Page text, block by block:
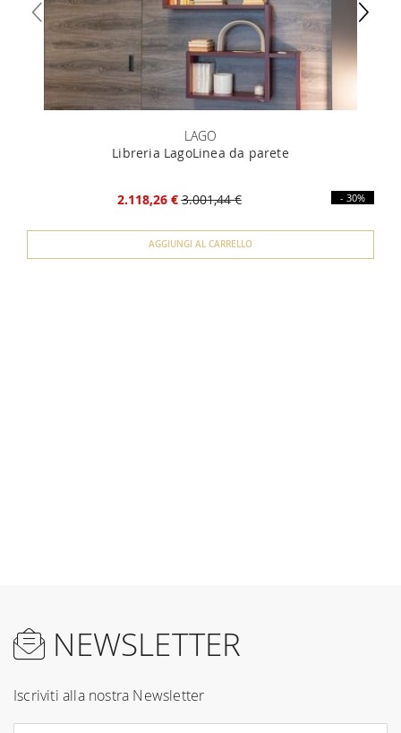
LAGO
Libreria LagoLinea da parete
2.118,26 € 3.001,44 € - 30%
AGGIUNGI AL CARRELLO
NEWSLETTER
Iscriviti alla nostra Newsletter